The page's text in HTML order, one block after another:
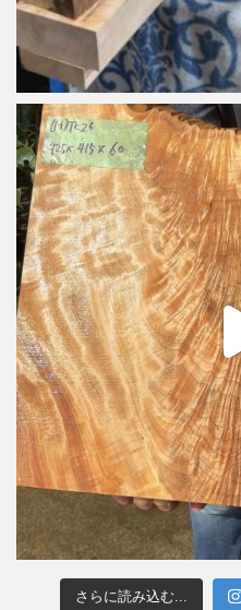
さらに読み込む...